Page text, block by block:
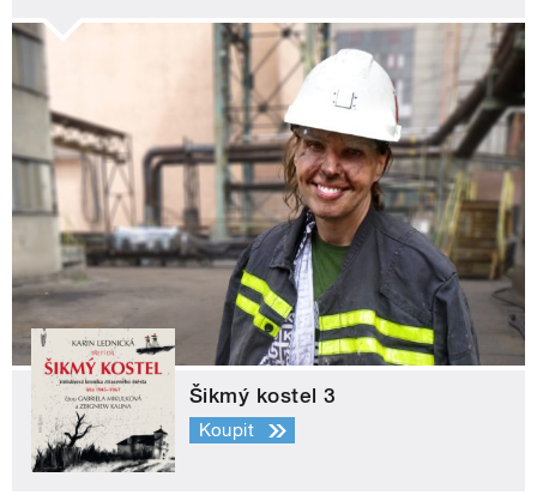
Šikmý kostel 3
Koupit